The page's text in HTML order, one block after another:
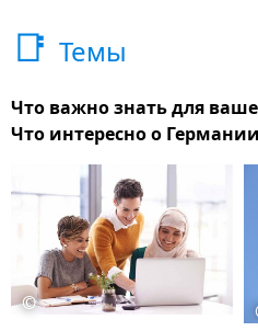
📑 Темы
Что важно знать для
Что интересно о
©